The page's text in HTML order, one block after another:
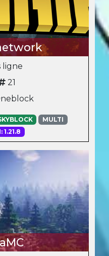
ligne
21
MULTI
1.21.8